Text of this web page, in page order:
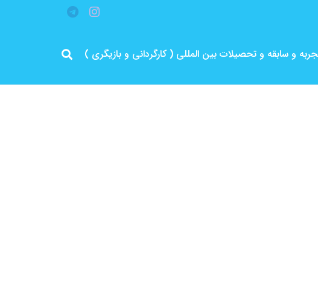
و سابقه و تحصیلات بین المللی ( کارگردانی و بازیگری )